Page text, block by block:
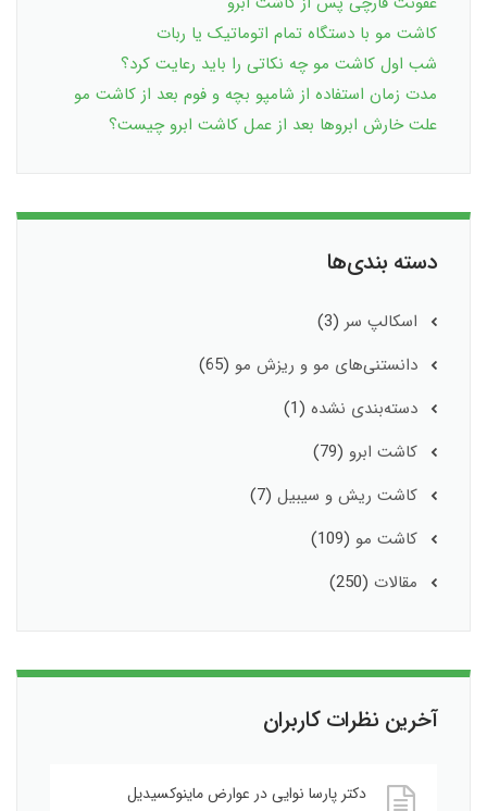
کاشت مو با دستگاه تمام اتوماتیک یا ربات
شب اول کاشت مو چه نکاتی را باید رعایت کرد؟
مدت زمان استفاده از شامپو بچه و فوم بعد از کاشت مو
علت خارش ابروها بعد از عمل کاشت ابرو چیست؟
دسته بندی‌ها
اسکالپ سر (3)
دانستنی‌های مو و ریزش مو (65)
دسته‌بندی نشده (1)
کاشت ابرو (79)
کاشت ریش و سیبیل (7)
کاشت مو (109)
مقالات (250)
آخرین نظرات کاربران
دکتر پارسا نواییدر عوارض ماینوکسیدیل